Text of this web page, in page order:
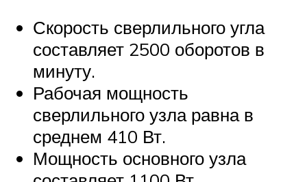
Скорость сверлильного угла
составляет 2500 оборотов в
минуту.
Рабочая мощность
сверлильного узла равна в
среднем 410 Вт.
Мощность основного узла